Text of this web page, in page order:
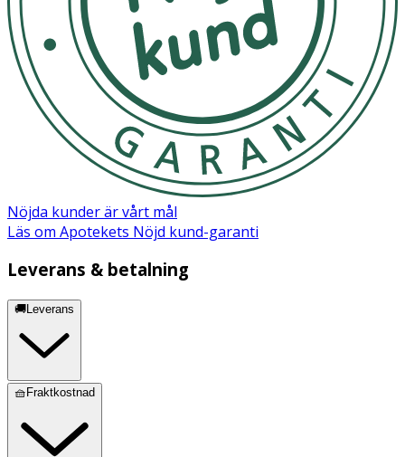
Nöjda kunder är vårt mål
Läs om Apotekets Nöjd kund-garanti
Leverans & betalning
🚚Leverans
🧺Fraktkostnad